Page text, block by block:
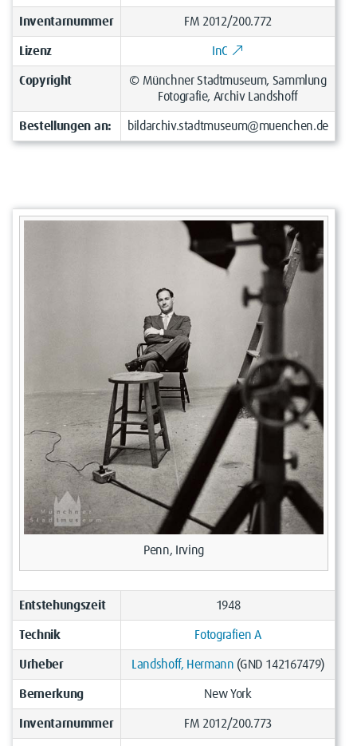
Inventarnummer FM 2012/200.772
Lizenz InC
Copyright
© Münchner Stadtmuseum, Sammlung
Fotografie, Archiv Landshoff
Bestellungen an: bildarchiv.stadtmuseum@muenchen.de
Penn, Irving
Entstehungszeit 1948
Technik Fotografien A
Urheber Landshoff, Hermann (GND 142167479)
Bemerkung New York
Inventarnummer FM 2012/200.773